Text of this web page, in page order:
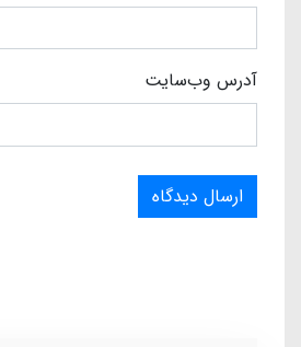
آدرس وب‌سایت
ارسال دیدگاه